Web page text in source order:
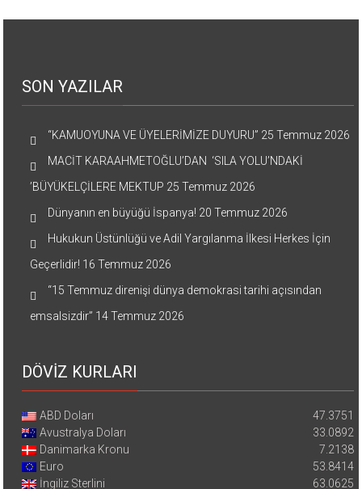
SON YAZILAR
“KAMUOYUNA VE ÜYELERİMİZE DUYURU” 25 Temmuz 2026
MACİT KARAAHMETOĞLU’DAN ‘SILA YOLU’NDAKİ
’BÜYÜKELÇİLERE MEKTUP 25 Temmuz 2026
Dünyanın en büyüğü İspanya! 20 Temmuz 2026
Hukukun Üstünlüğü ve Adil Yargılanma İlkesi Herkes İçin
Geçerlidir! 16 Temmuz 2026
“15 Temmuz direnişi dünya demokrasi tarihi açısından
emsalsizdir” 14 Temmuz 2026
DÖVİZ KURLARI
ABD Doları
47.3751
Avustralya Doları
33.0892
Danimarka Kronu
7.2138
Euro
53.8414
İngiliz Sterlini
63.0625